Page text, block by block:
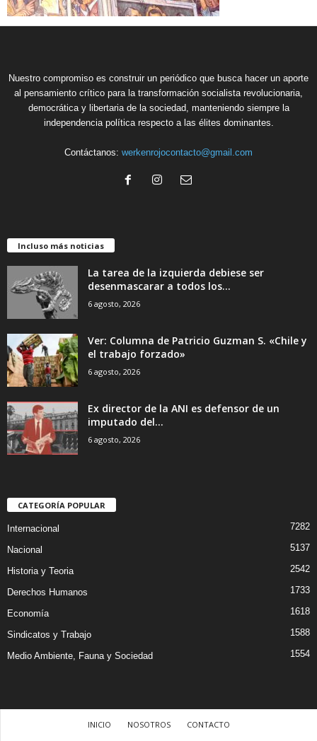
Nuestro compromiso es construir un periódico que busca hacer un aporte
al pensamiento crítico para la transformación socialista revolucionaria,
democrática y libertaria de la sociedad, manteniendo siempre la
independencia política respecto a las élites dominantes.
Contáctanos: werkenrojocontacto@gmail.com
Incluso más noticias
La tarea de la izquierda debiese ser
desenmascarar a todos los...
6 agosto, 2026
Ver: Columna de Patricio Guzman S. «Chile y
el trabajo forzado»
6 agosto, 2026
Ex director de la ANI es defensor de un
imputado del...
6 agosto, 2026
CATEGORÍA POPULAR
Internacional 7282
Nacional 5137
Historia y Teoria 2542
Derechos Humanos 1733
Economía 1618
Sindicatos y Trabajo 1588
Medio Ambiente, Fauna y Sociedad 1554
INICIO NOSOTROS
CONTACTO